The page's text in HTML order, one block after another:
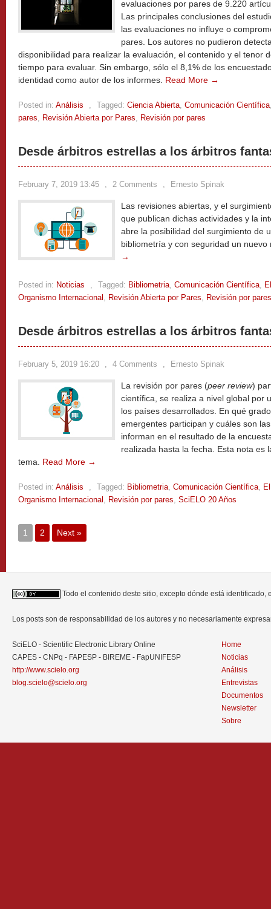
evaluaciones por pares de 9.220
Las principales conclusiones del
las evaluaciones no influye o
pares. Los autores no pudieron
disponibilidad para realizar la evaluación, el contenido y el tenor
tiempo para evaluar. Sin embargo, sólo el 8,1% de los
identidad como autor de los informes. Read More →
Posted in: Análisis , Tagged: Ciencia Abierta, Comunicación Científica
pares, Revisión Abierta por Pares, Revisión por pares
Desde árbitros estrellas a los árbitros
February 7, 2019 13:45 , 2 Comments , Ernesto Spinak
Las revisiones abiertas, y el
que publican dichas actividades y la
abre la posibilidad del surgimiento de
bibliometría y con seguridad un
→
Posted in: Noticias , Tagged: Bibliometria, Comunicación Científica,
Organismo Internacional , Revisión Abierta por Pares, Revisión por pares
Desde árbitros estrellas a los árbitros
February 5, 2019 16:20 , 4 Comments , Ernesto Spinak
La revisión por pares (peer review)
científica, se realiza a nivel global por
los países desarrollados. En qué
emergentes participan y cuáles son
informan en el resultado de la
realizada hasta la fecha. Esta nota es
tema. Read More →
Posted in: Análisis , Tagged: Bibliometria, Comunicación Científica,
Organismo Internacional , Revisión por pares, SciELO 20 Años
1 2 Next »
Todo el contenido deste sitio, excepto dónde está identificado,
Los posts son de responsabilidad de los autores y no necesariamente
SciELO - Scientific Electronic Library Online
CAPES - CNPq - FAPESP - BIREME - FapUNIFESP
http://www.scielo.org
blog.scielo@scielo.org
Home
Noticias
Análisis
Entrevistas
Documentos
Newsletter
Sobre